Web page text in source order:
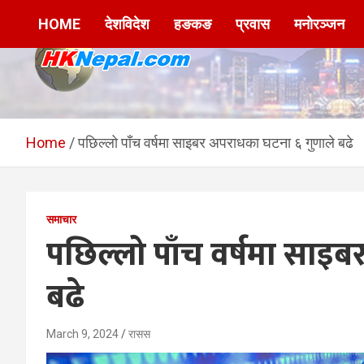
HKNepal.com –
हङकङबाट सञ्चालित पहिलो
hknepal, hknepal.com, hk nepal, hk nepal com
HOME देशविदेश हङकङ प्रवास मनोरञ्जन
Home पछिल्लो पाँच वर्षमा साइबर अपराधका घटना ६ गुणाले बढे
समाचार
पछिल्लो पाँच वर्षमा
बढे
March 9, 2024 रासस